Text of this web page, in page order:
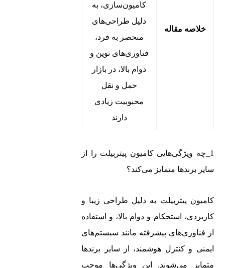
خلاصه مقاله
کامیون‌سازی، به
دلیل طراحی‌های
منحصر به فرد،
فناوری‌های نوین و
دوام بالا، در بازار
حمل و نقل
محبوبیت زیادی
دارند
1_چه ویژگی‌هایی کامیون‌ پیتربیلت را از
سایر برندها متمایز می‌کند؟
کامیون‌ پیتربیلت به دلیل طراحی زیبا و
کاربردی، استحکام و دوام بالا، و استفاده
از فناوری‌های پیشرفته مانند سیستم‌های
ایمنی و کنترل هوشمند، از سایر برندها
متمایز می‌شوند. این ویژگی‌ها موجب